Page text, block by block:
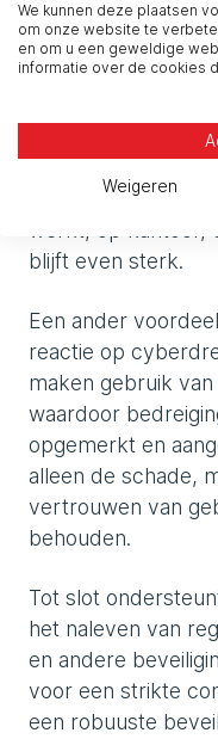
Daarnaast maakt
werken mogelijk.
zich meebrengt.
werkplek waar
in hand moeten
blijft even sterk.
Een ander
reactie op
maken gebruik
waardoor
opgemerkt en
alleen de schade,
vertrouwen van
behouden.
Tot slot
het naleven van
en andere
voor een strikte
een robuuste
We kunnen deze plaatsen
om onze website te
en om u een geweldige
informatie over de cookies
Weigeren